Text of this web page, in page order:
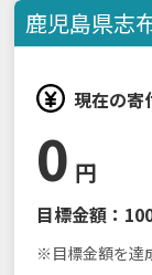
鹿児島県志
現在の寄
0 円
目標金額：
※目標金額を達